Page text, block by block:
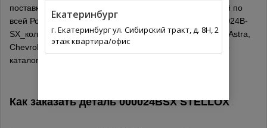
поставки для вашего региона. Автозапчасти с доставкой по
всей России. Обязательно проверьте подходит ли 000 024B-
SX_колодки дисковые передние! с антискрип. пл.\ Opel Astra,
Chevrolet Cruze 1.4-2.0 09> производитель STELLOX по
каталогу.
Как заказать деталь 000024BSXSTELLOX
Екатеринбург
г. Екатеринбург ул. Сибирский тракт, д. 8Н, 2
этаж квартира/офис